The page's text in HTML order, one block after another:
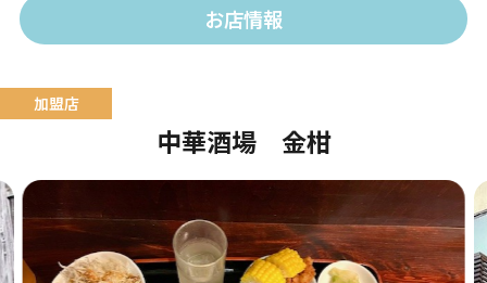
お店情報
中華酒場 金柑